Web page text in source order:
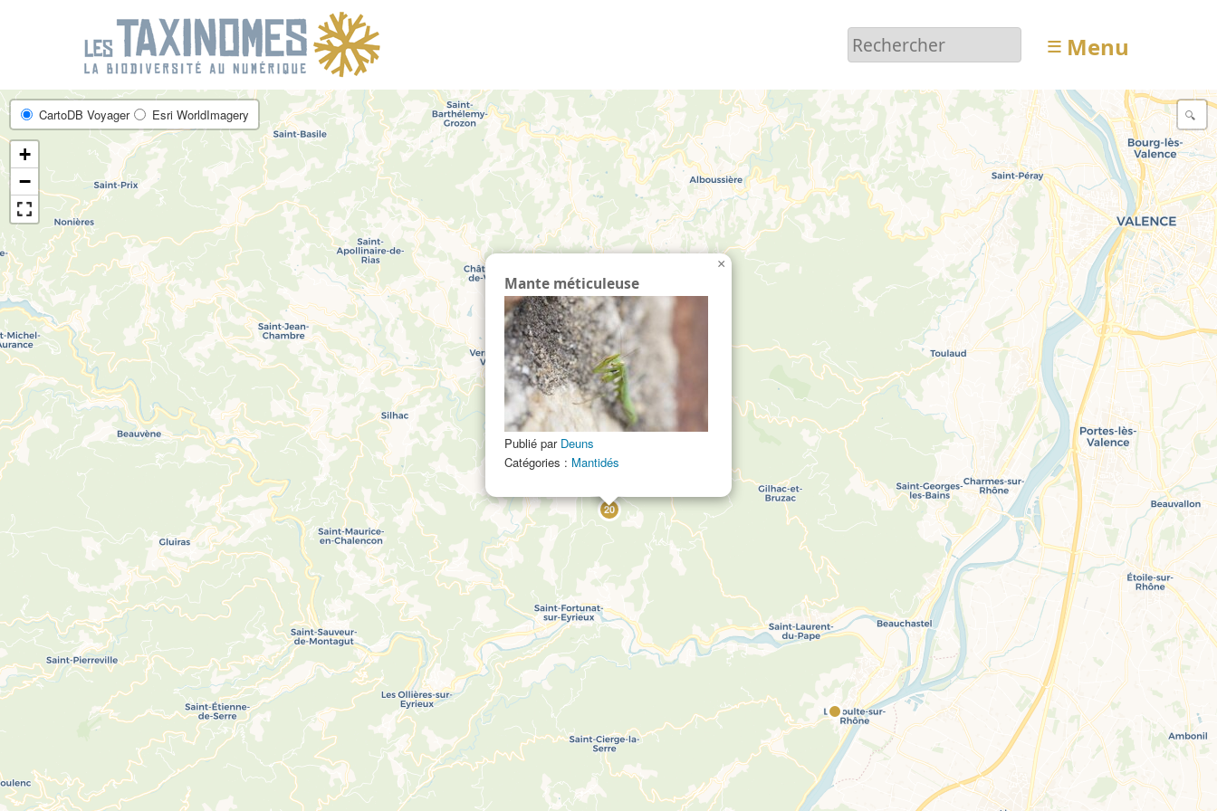
≡ Menu
20
Mante méticuleuse
Publié par Deuns
Catégories : Mantidés
×
CartoDB Voyager Esri WorldImagery
+
−